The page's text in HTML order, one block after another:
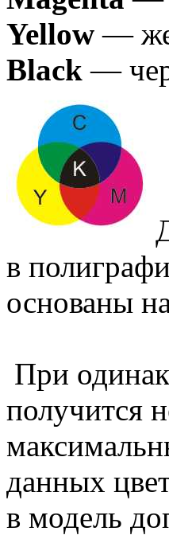
Yellow —
Black —
в
основаны
При
получится
данных
в модель